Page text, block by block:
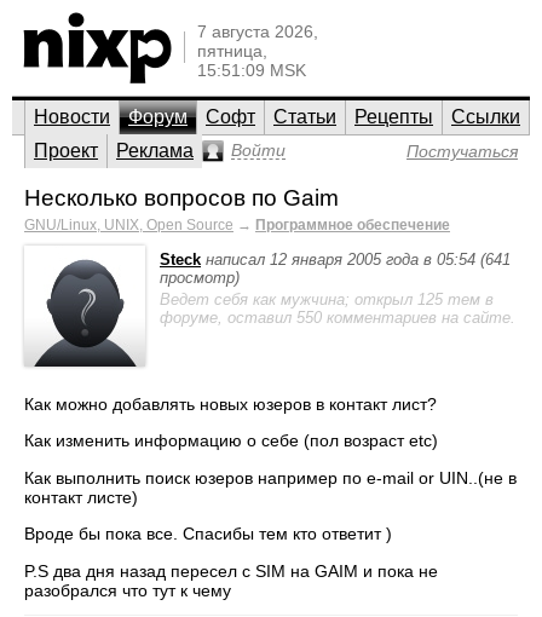
7 августа 2026,
пятница,
15:51:09 MSK
Новости Форум Софт Статьи Рецепты
Ссылки
Проект
Реклама Войти Постучаться
Несколько вопросов по Gaim
GNU/Linux, UNIX, Open Source → Программное обеспечение
Steck написал 12 января 2005 года в 05:54 (641
просмотр)
Ведет себя как мужчина; открыл 125 тем в
форуме, оставил 550 комментариев на сайте.
Как можно добавлять новых юзеров в контакт лист?
Как изменить информацию о себе (пол возраст etc)
Как выполнить поиск юзеров например по e-mail or UIN..(не в
контакт листе)
Вроде бы пока все. Спасибы тем кто ответит )
P.S два дня назад пересел с SIM на GAIM и пока не
разобрался что тут к чему